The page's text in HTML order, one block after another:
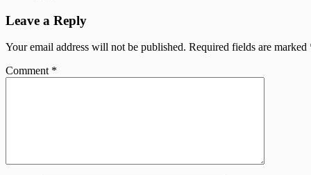
Leave a Reply
Your email address will not be published. Required fields are marked
Comment *